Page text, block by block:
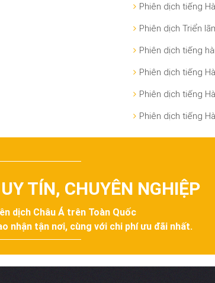
Phiên dịch tiếng
Phiên dịch Triển
Phiên dịch tiếng
Phiên dịch tiếng
Phiên dịch tiếng
Phiên dịch tiếng
TÍN, CHUYÊN NGHIỆP
dịch Châu Á trên Toàn Quốc
nhận tận nơi, cùng với chi phí ưu đãi nhất.